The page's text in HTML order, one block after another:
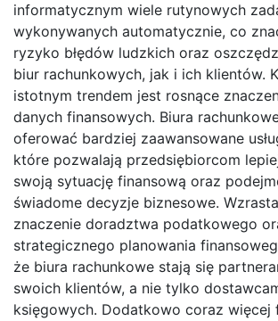
informatycznym wiele rutynowych
wykonywanych automatycznie, co
ryzyko błędów ludzkich oraz
biur rachunkowych, jak i ich klientów.
istotnym trendem jest rosnące
danych finansowych. Biura
oferować bardziej zaawansowane
które pozwalają przedsiębiorcom
swoją sytuację finansową oraz
świadome decyzje biznesowe.
znaczenie doradztwa podatkowego
strategicznego planowania
że biura rachunkowe stają się
swoich klientów, a nie tylko
księgowych. Dodatkowo coraz więcej